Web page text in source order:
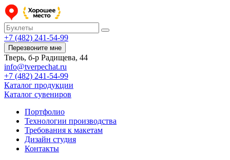
+7 (482) 241-54-99
Перезвоните мне
Тверь, б-р Радищева, 44
info@tverpechat.ru
+7 (482) 241-54-99
Каталог продукции
Каталог сувениров
Портфолио
Технологии производства
Требования к макетам
Дизайн студия
Контакты